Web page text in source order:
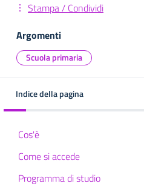
Stampa / Condividi
Argomenti
Scuola primaria
Indice della pagina
Cos'è
Come si accede
Programma di studio